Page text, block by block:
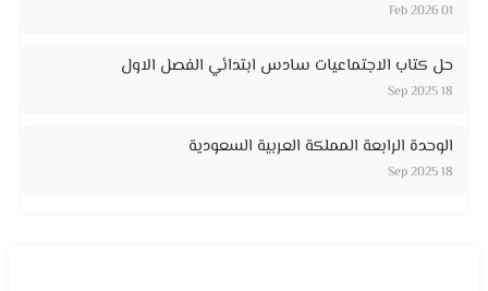
01 Feb 2026
حل كتاب الاجتماعيات سادس ابتدائي الفصل الاول
18 Sep 2025
الوحدة الرابعة المملكة العربية السعودية
18 Sep 2025